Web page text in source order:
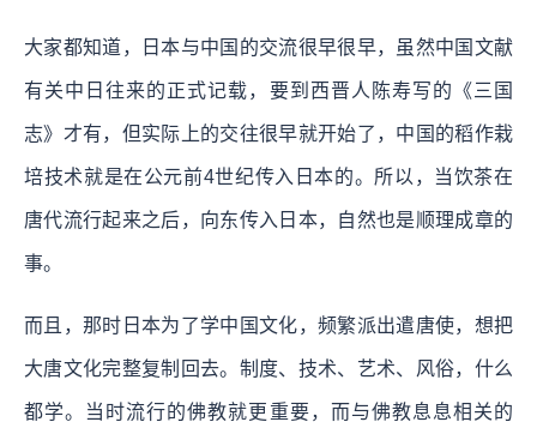
大家都知道，日本与中国的交流很早很早，虽然中国文献
有关中日往来的正式记载，要到西晋人陈寿写的《三国
志》才有，但实际上的交往很早就开始了，中国的稻作栽
培技术就是在公元前4世纪传入日本的。所以，当饮茶在
唐代流行起来之后，向东传入日本，自然也是顺理成章的
事。
而且，那时日本为了学中国文化，频繁派出遣唐使，想把
大唐文化完整复制回去。制度、技术、艺术、风俗，什么
都学。当时流行的佛教就更重要，而与佛教息息相关的